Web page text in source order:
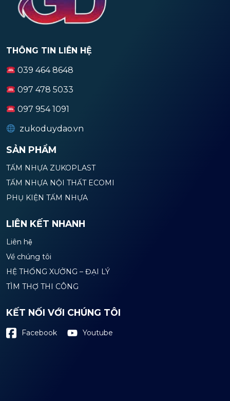
THÔNG TIN LIÊN HỆ
039 464 8648
097 478 5033
097 954 1091
zukoduydao.vn
SẢN PHẨM
TẤM NHỰA ZUKOPLAST
TẤM NHỰA NỘI THẤT ECOMI
PHỤ KIỆN TẤM NHỰA
LIÊN KẾT NHANH
Liên hệ
Về chúng tôi
HỆ THỐNG XƯỞNG – ĐẠI LÝ
TÌM THỢ THI CÔNG
KẾT NỐI VỚI CHÚNG TÔI
Facebook Youtube